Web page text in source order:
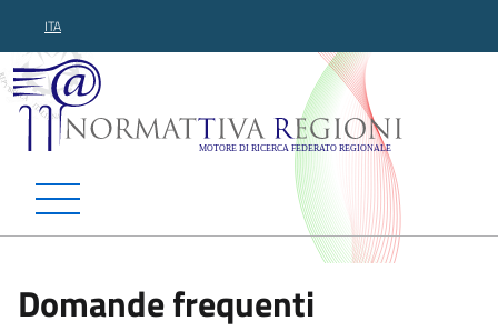
ITA
Normattiva Regioni -
Domande frequenti